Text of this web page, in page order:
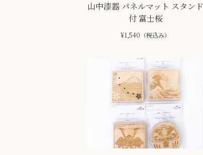
山中漆器 パネルマット スタンド
付 富士桜
¥1,540（税込み）